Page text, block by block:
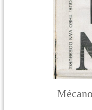
Mécano 3,